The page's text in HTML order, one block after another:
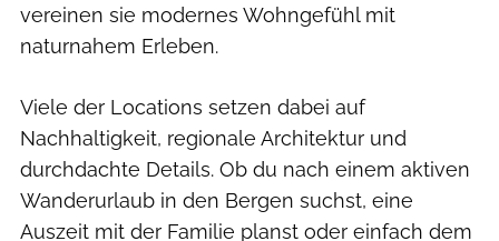
vereinen sie modernes Wohngefühl mit
naturnahem Erleben.
Viele der Locations setzen dabei auf
Nachhaltigkeit, regionale Architektur und
durchdachte Details. Ob du nach einem aktiven
Wanderurlaub in den Bergen suchst, eine
Auszeit mit der Familie planst oder einfach dem